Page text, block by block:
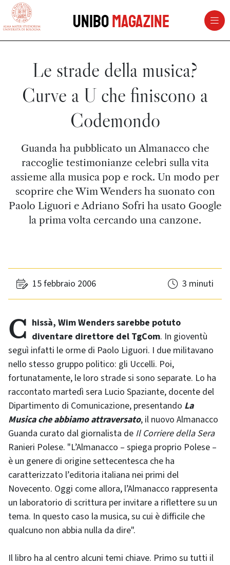
vai al contenuto della pagina
UniboMagazine
Le strade della musica?
Curve a U che finiscono a
Codemondo
Guanda ha pubblicato un Almanacco che
raccoglie testimonianze celebri sulla vita
assieme alla musica pop e rock. Un modo per
scoprire che Wim Wenders ha suonato con
Paolo Liguori e Adriano Sofri ha usato Google
la prima volta cercando una canzone.
15 febbraio 2006 3 minuti
Chissà, Wim Wenders sarebbe potuto diventare direttore del TgCom. In gioventù
seguì infatti le orme di Paolo Liguori. I due militavano
nello stesso gruppo politico: gli Uccelli. Poi,
fortunatamente, le loro strade si sono separate. Lo ha
raccontato martedì sera Lucio Spaziante, docente del
Dipartimento di Comunicazione, presentando La
Musica che abbiamo attraversato, il nuovo Almanacco
Guanda curato dal giornalista de Il Corriere della Sera
Ranieri Polese. "L’Almanacco – spiega proprio Polese –
è un genere di origine settecentesca che ha
caratterizzato l’editoria italiana nei primi del
Novecento. Oggi come allora, l’Almanacco rappresenta
un laboratorio di scrittura per invitare a riflettere su un
tema. In questo caso la musica, su cui è difficile che
qualcuno non abbia nulla da dire".
Il libro ha al centro alcuni temi chiave. Primo su tutti il